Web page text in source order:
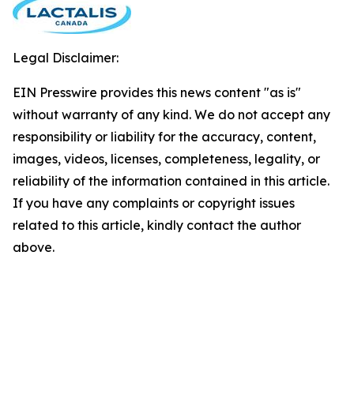
Legal Disclaimer:
EIN Presswire provides this news content "as is"
without warranty of any kind. We do not accept any
responsibility or liability for the accuracy, content,
images, videos, licenses, completeness, legality, or
reliability of the information contained in this article.
If you have any complaints or copyright issues
related to this article, kindly contact the author
above.